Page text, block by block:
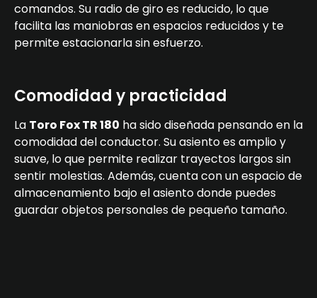
comandos. Su radio de giro es reducido, lo que
facilita las maniobras en espacios reducidos y te
permite estacionarla sin esfuerzo.
Comodidad y practicidad
La Toro Fox TR 180 ha sido diseñada pensando en la
comodidad del conductor. Su asiento es amplio y
suave, lo que permite realizar trayectos largos sin
sentir molestias. Además, cuenta con un espacio de
almacenamiento bajo el asiento donde puedes
guardar objetos personales de pequeño tamaño.